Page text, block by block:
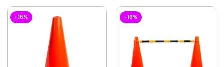
-16% -19%